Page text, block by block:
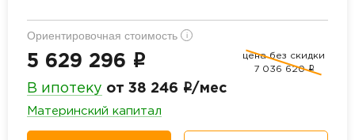
Ориентировочная стоимость i
5 629 296 i
цена без скидки
7 036 620 i
В ипотеку от 38 246 i/мес
Материнский капитал